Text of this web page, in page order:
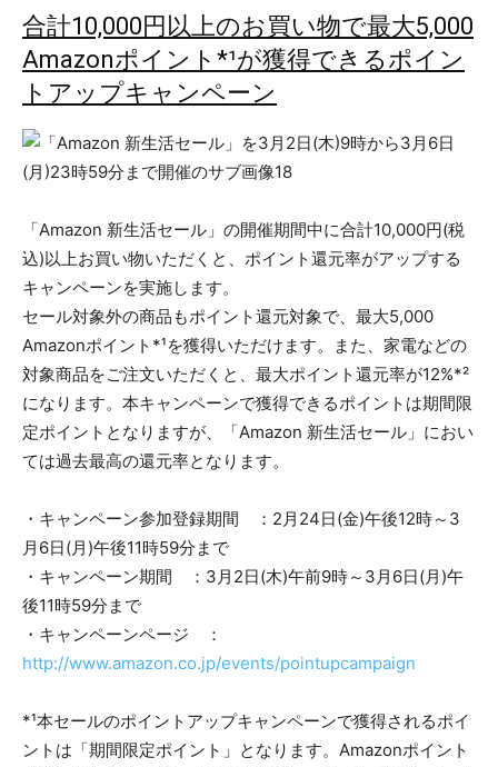
合計10,000円以上のお買い物で最大5,000
Amazonポイント*¹が獲得できるポイン
トアップキャンペーン
「Amazon 新生活セール」の開催期間中に合計10,000円(税
込)以上お買い物いただくと、ポイント還元率がアップする
キャンペーンを実施します。
セール対象外の商品もポイント還元対象で、最大5,000
Amazonポイント*¹を獲得いただけます。また、家電などの
対象商品をご注文いただくと、最大ポイント還元率が12%*²
になります。本キャンペーンで獲得できるポイントは期間限
定ポイントとなりますが、「Amazon 新生活セール」におい
ては過去最高の還元率となります。
・キャンペーン参加登録期間 ：2月24日(金)午後12時～3
月6日(月)午後11時59分まで
・キャンペーン期間 ：3月2日(木)午前9時～3月6日(月)午
後11時59分まで
・キャンペーンページ ：
http://www.amazon.co.jp/events/pointupcampaign
*¹本セールのポイントアップキャンペーンで獲得されるポイ
ントは「期間限定ポイント」となります。Amazonポイント